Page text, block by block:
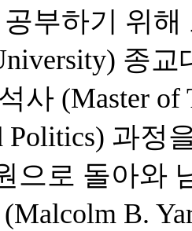
부하기 위
종
사 (Master of
Politics) 과정
으로 돌아와
B.